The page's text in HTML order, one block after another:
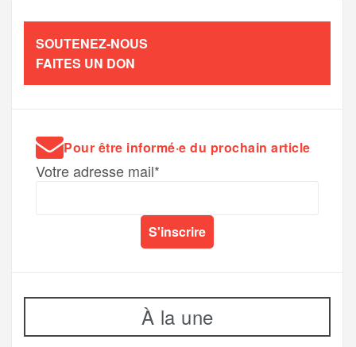
SOUTENEZ-NOUS
FAITES UN DON
Pour être informé·e du prochain article
Votre adresse mail*
À la une